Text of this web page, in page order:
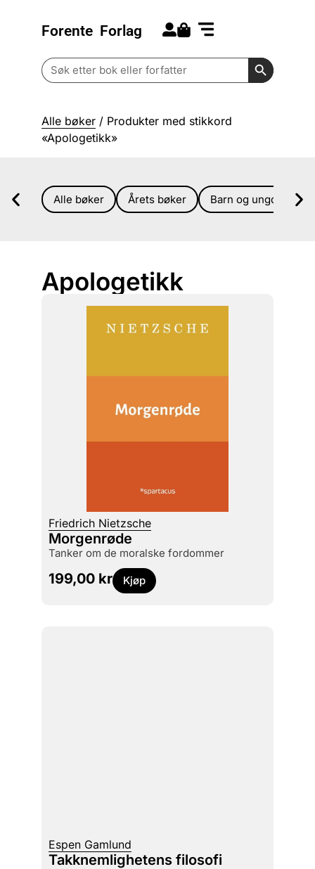
Forente Forlag
Search
for:
Search
Alle bøker / Produkter med stikkord
«Apologetikk»
Alle bøker Årets bøker Barn og ungdom
Apologetikk
Friedrich Nietzsche
Morgenrøde
tanker om de moralske fordommer
199,00 kr Kjøp
Espen Gamlund
Takknemlighetens filosofi